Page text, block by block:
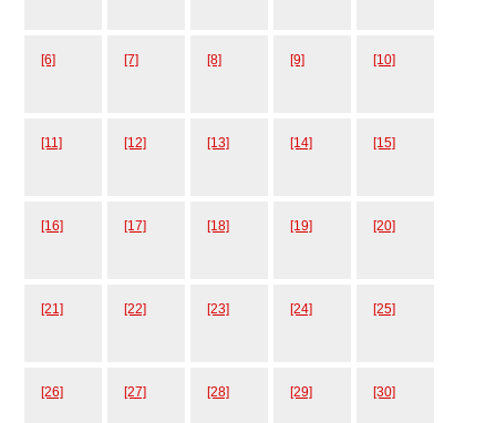
[6] [7] [8] [9] [10]
[11] [12] [13] [14] [15]
[16] [17] [18] [19] [20]
[21] [22] [23] [24] [25]
[26] [27] [28] [29] [30]